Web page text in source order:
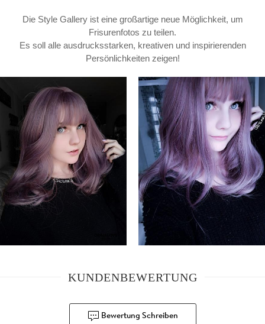
Die Style Gallery ist eine großartige neue Möglichkeit, um
Frisurenfotos zu teilen.
Es soll alle ausdrucksstarken, kreativen und inspirierenden
Persönlichkeiten zeigen!
KUNDENBEWERTUNG
Bewertung Schreiben